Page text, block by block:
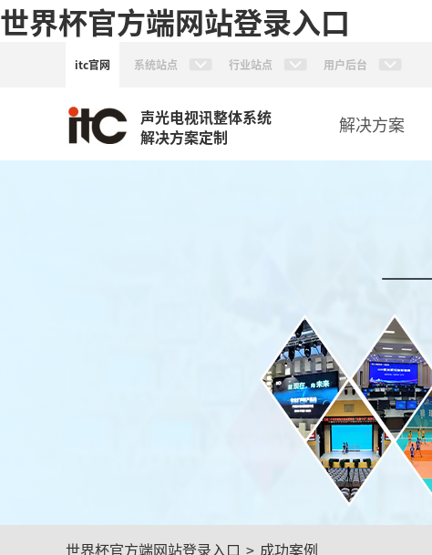
世界杯官方端网站登录入口
itc官网 系统站点 行业站点 用户后台
声光电视讯整体系统
解决方案定制
解决方案
世界杯官方端网站登录入口 > 成功案例